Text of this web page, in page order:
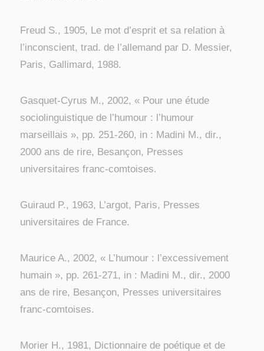
Freud S., 1905, Le mot d’esprit et sa relation à
l’inconscient, trad. de l’allemand par D. Messier,
Paris, Gallimard, 1988.
Gasquet-Cyrus M., 2002, « Pour une étude
sociolinguistique de l’humour : l’humour
marseillais », pp. 251-260, in : Madini M., dir.,
2000 ans de rire, Besançon, Presses
universitaires franc-comtoises.
Guiraud P., 1963, L’argot, Paris, Presses
universitaires de France.
Maurice A., 2002, « L’humour : l’excessivement
humain », pp. 261-271, in : Madini M., dir., 2000
ans de rire, Besançon, Presses universitaires
franc-comtoises.
Morier H., 1981, Dictionnaire de poétique et de